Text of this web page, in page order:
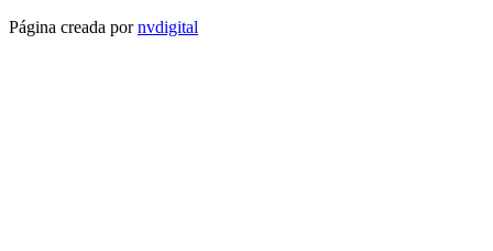
Página creada pornvdigital